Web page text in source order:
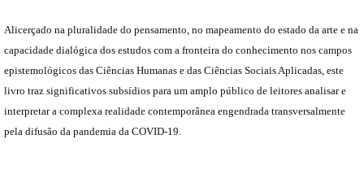
Alicerçado na pluralidade do pensamento, no mapeamento do estado da arte e na
capacidade dialógica dos estudos com a fronteira do conhecimento nos campos
epistemológicos das Ciências Humanas e das Ciências Sociais Aplicadas, este
livro traz significativos subsídios para um amplo público de leitores analisar e
interpretar a complexa realidade contemporânea engendrada transversalmente
pela difusão da pandemia da COVID-19.